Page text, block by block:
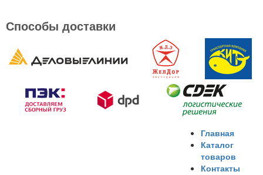
Способы доставки
Главная
Каталог
товаров
Контакты